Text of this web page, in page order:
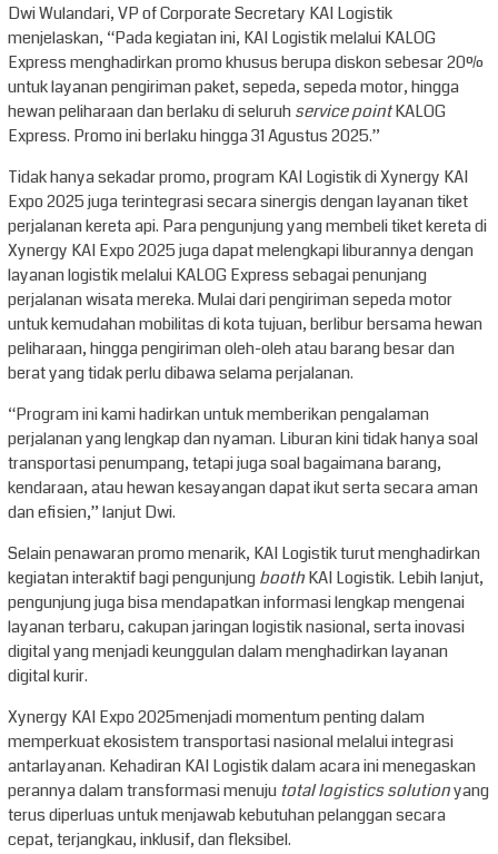
Dwi Wulandari, VP of Corporate Secretary KAI Logistik
menjelaskan, “Pada kegiatan ini, KAI Logistik melalui KALOG
Express menghadirkan promo khusus berupa diskon sebesar 20%
untuk layanan pengiriman paket, sepeda, sepeda motor, hingga
hewan peliharaan dan berlaku di seluruhservice pointKALOG
Express. Promo ini berlaku hingga 31 Agustus 2025.”
Tidak hanya sekadar promo, program KAI Logistik di Xynergy KAI
Expo 2025 juga terintegrasi secara sinergis dengan layanan tiket
perjalanan kereta api. Para pengunjung yang membeli tiket kereta di
Xynergy KAI Expo 2025 juga dapat melengkapi liburannya dengan
layanan logistik melalui KALOG Express sebagai penunjang
perjalanan wisata mereka. Mulai dari pengiriman sepeda motor
untuk kemudahan mobilitas di kota tujuan, berlibur bersama hewan
peliharaan, hingga pengiriman oleh-oleh atau barang besar dan
berat yang tidak perlu dibawa selama perjalanan.
“Program ini kami hadirkan untuk memberikan pengalaman
perjalanan yang lengkap dan nyaman. Liburan kini tidak hanya soal
transportasi penumpang, tetapi juga soal bagaimana barang,
kendaraan, atau hewan kesayangan dapat ikut serta secara aman
dan efisien,” lanjut Dwi.
Selain penawaran promo menarik, KAI Logistik turut menghadirkan
kegiatan interaktif bagi pengunjungboothKAI Logistik. Lebih lanjut,
pengunjung juga bisa mendapatkan informasi lengkap mengenai
layanan terbaru, cakupan jaringan logistik nasional, serta inovasi
digital yang menjadi keunggulan dalam menghadirkan layanan
digital kurir.
Xynergy KAI Expo 2025menjadi momentum penting dalam
memperkuat ekosistem transportasi nasional melalui integrasi
antarlayanan. Kehadiran KAI Logistik dalam acara ini menegaskan
perannya dalam transformasi menujutotal logistics solutionyang
terus diperluas untuk menjawab kebutuhan pelanggan secara
cepat, terjangkau, inklusif, dan fleksibel.